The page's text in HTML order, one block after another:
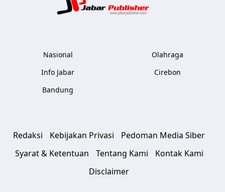
Nasional
Info Jabar
Bandung
Olahraga
Cirebon
Redaksi Kebijakan Privasi
Pedoman Media Siber
Syarat & Ketentuan
Tentang Kami
Kontak Kami
Disclaimer